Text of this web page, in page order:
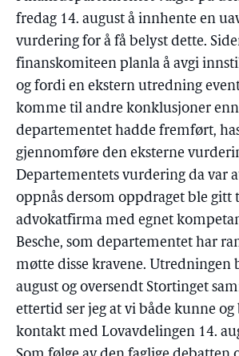
fredag 14. august å innhente en
vurdering for å få belyst dette.
finanskomiteen planla å avgi
og fordi en ekstern utredning
komme til andre konklusjoner
departementet hadde fremført,
gjennomføre den eksterne
Departementets vurdering da var
oppnås dersom oppdraget ble gitt
advokatfirma med egnet
Besche, som departementet har
møtte disse kravene. Utredningen
august og oversendt Stortinget
ettertid ser jeg at vi både kunne
kontakt med Lovavdelingen 14.